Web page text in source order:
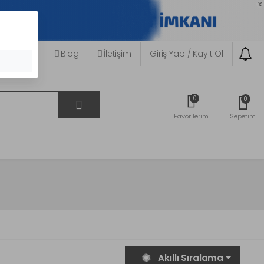
x
Blog İletişim Giriş Yap / Kayıt Ol
0
Favorilerim
0
Sepetim
Akıllı Sıralama